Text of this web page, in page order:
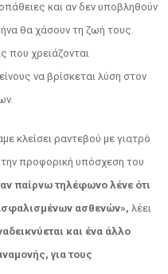
και αν δεν υποβληθούν
θα χάσουν τη ζωή τους.
που χρειάζονται
να βρίσκεται λύση στον
κλείσει ραντεβού με γιατρό
προφορική υπόσχεση του
παίρνω τηλέφωνο λένε ότι
ασθενών», λέει
και ένα άλλο
για τους